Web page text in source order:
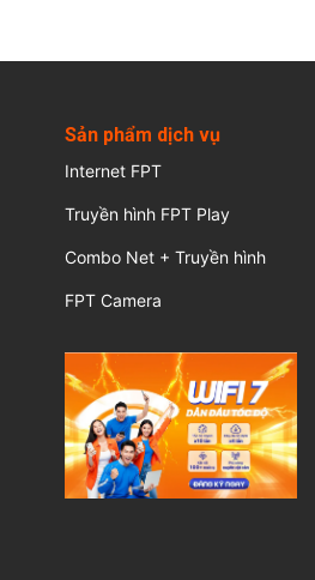
Sản phẩm dịch vụ
Internet FPT
Truyền hình FPT Play
Combo Net + Truyền hình
FPT Camera